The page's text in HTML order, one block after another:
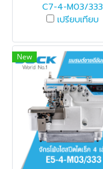
C7-4-M03/333
เปรียบเทียบ
New